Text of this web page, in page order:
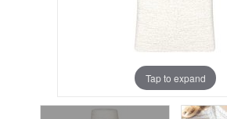
Tap to expand